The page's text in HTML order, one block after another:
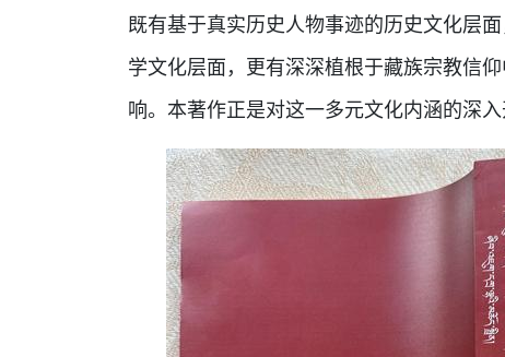
既有基于真实历史人物事迹的历史文化层
学文化层面，更有深深植根于藏族宗教信
响。本著作正是对这一多元文化内涵的深入